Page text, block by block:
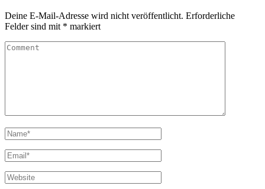
Deine E-Mail-Adresse wird nicht veröffentlicht. Erforderliche
Felder sind mit * markiert